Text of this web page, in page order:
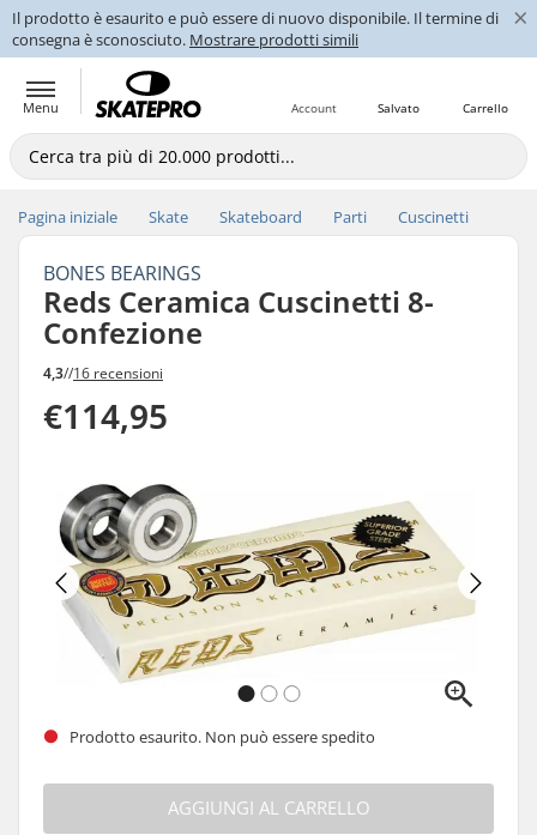
Il prodotto è esaurito e può essere di nuovo disponibile. Il termine di
consegna è sconosciuto. Mostrare prodotti simili
×
Menu Carrello
Salvato
Account
Pagina iniziale Skate Skateboard Parti Cuscinetti
BONES BEARINGS
Reds Ceramica Cuscinetti 8-
Confezione
4,3//16 recensioni
€114,95
Prodotto esaurito. Non può essere spedito
AGGIUNGI AL CARRELLO